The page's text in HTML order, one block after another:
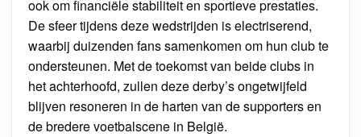
ook om financiële stabiliteit en sportieve prestaties.
De sfeer tijdens deze wedstrijden is electriserend,
waarbij duizenden fans samenkomen om hun club te
ondersteunen. Met de toekomst van beide clubs in
het achterhoofd, zullen deze derby’s ongetwijfeld
blijven resoneren in de harten van de supporters en
de bredere voetbalscene in België.